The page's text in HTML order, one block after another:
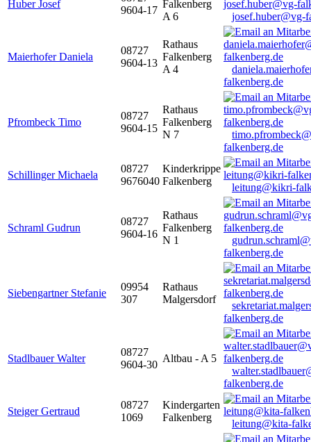
Huber Josef
9604-17
Falkenberg
A 6
josef.huber@vg-
Maierhofer Daniela
08727
9604-13
Rathaus
Falkenberg
A 4
falkenberg.de
Pfrombeck Timo
08727
9604-15
Rathaus
Falkenberg
N 7
falkenberg.de
Schillinger Michaela
08727
9676040
Kinderkrippe
Falkenberg
leitung@kikri-
Schraml Gudrun
08727
9604-16
Rathaus
Falkenberg
N 1
falkenberg.de
Siebengartner Stefanie
09954
307
Rathaus
Malgersdorf
falkenberg.de
Stadlbauer Walter
08727
9604-30
Altbau - A 5
falkenberg.de
Steiger Gertraud
08727
1069
Kindergarten
Falkenberg
leitung@kita-